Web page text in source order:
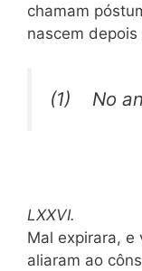
chamam
nascem
(1) No
LXXVI.
Mal expirara, e
aliaram ao